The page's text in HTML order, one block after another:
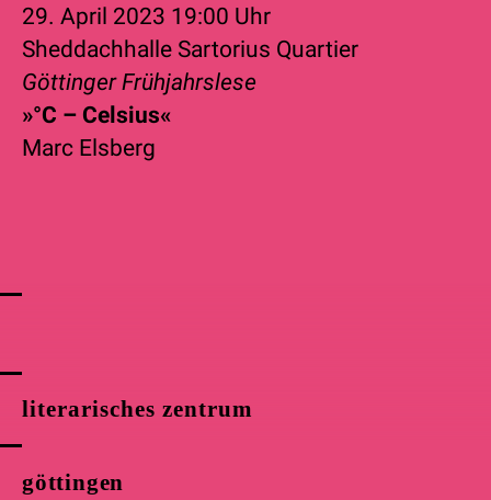
literarisches zentrum
göttingen
29. April 2023 19:00 Uhr
Sheddachhalle Sartorius Quartier
Göttinger Frühjahrslese
»°C – Celsius«
Marc Elsberg